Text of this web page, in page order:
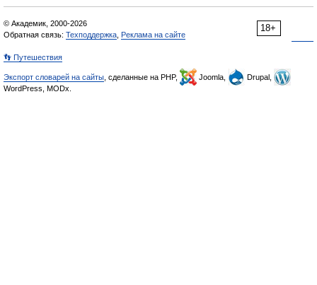
18+
© Академик, 2000-2026
Обратная связь: Техподдержка Реклама на сайте
👣 Путешествия
Экспорт словарей на сайты , сделанные на PHP, Joomla,
Drupal,
WordPress, MODx.